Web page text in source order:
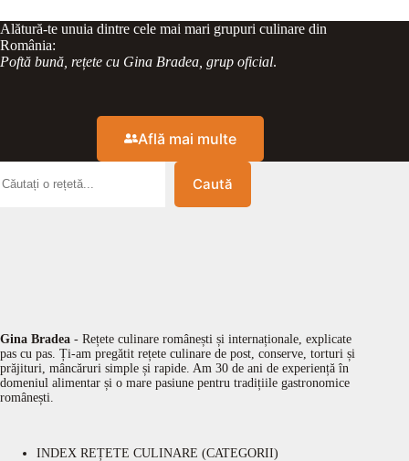
Alătură-te unuia dintre cele mai mari grupuri culinare din
România:
Poftă bună, rețete cu Gina Bradea, grup oficial.
Află mai multe
Caută
Gina Bradea - Rețete culinare românești și internaționale, explicate
pas cu pas. Ți-am pregătit rețete culinare de post, conserve, torturi și
prăjituri, mâncăruri simple și rapide. Am 30 de ani de experiență în
domeniul alimentar și o mare pasiune pentru tradițiile gastronomice
românești.
INDEX REȚETE CULINARE (CATEGORII)